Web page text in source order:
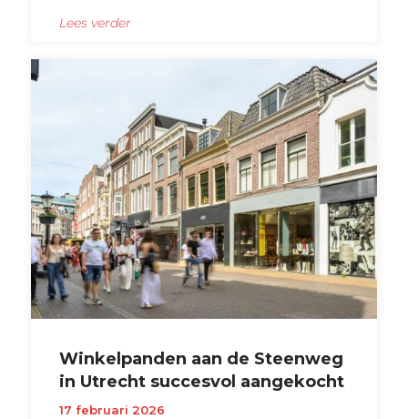
Lees verder
Winkelpanden aan de Steenweg
in Utrecht succesvol aangekocht
17 februari 2026